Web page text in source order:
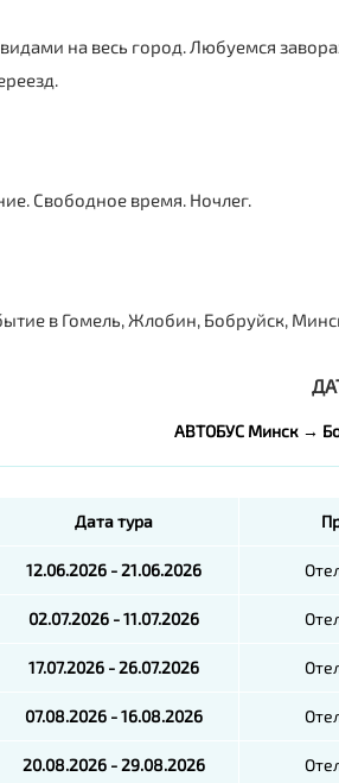
на весь город. Любуемся
Свободное время. Ночлег.
в Гомель, Жлобин, Бобруйск,
АВТОБУС Минск →
Дата тура
12.06.2026 - 21.06.2026
02.07.2026 - 11.07.2026
17.07.2026 - 26.07.2026
07.08.2026 - 16.08.2026
20.08.2026 - 29.08.2026